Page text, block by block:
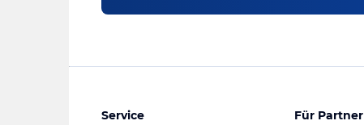
Service Für Partner